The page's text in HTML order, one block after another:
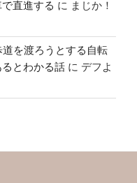
直進する に まじか！
を渡ろうとする自転
とわかる話 に デフよ